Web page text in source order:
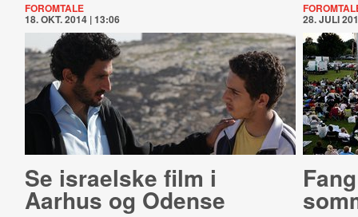
FOROMTALE
18. OKT. 2014 | 13:06
Se israelske film i
Aarhus og Odense
28. JULI